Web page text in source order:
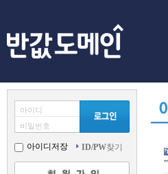
아이디
비밀번호
아이디저장 ID/PW찾기